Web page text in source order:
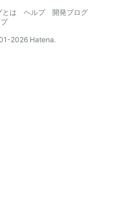
とは
ヘルプ
開発ブログ
2026 Hatena.